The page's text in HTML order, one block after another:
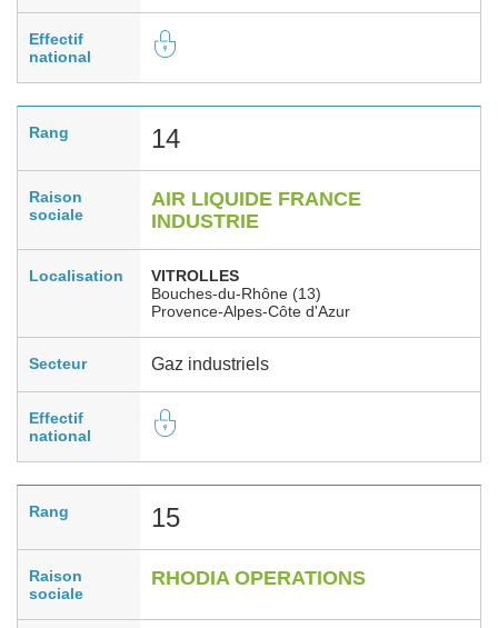
Effectif
national
Rang 14
Raison
sociale
AIR LIQUIDE FRANCE
INDUSTRIE
Localisation
VITROLLES
Bouches-du-Rhône (13)
Provence-Alpes-Côte d'Azur
Secteur Gaz industriels
Effectif
national
Rang 15
Raison
sociale
RHODIA OPERATIONS